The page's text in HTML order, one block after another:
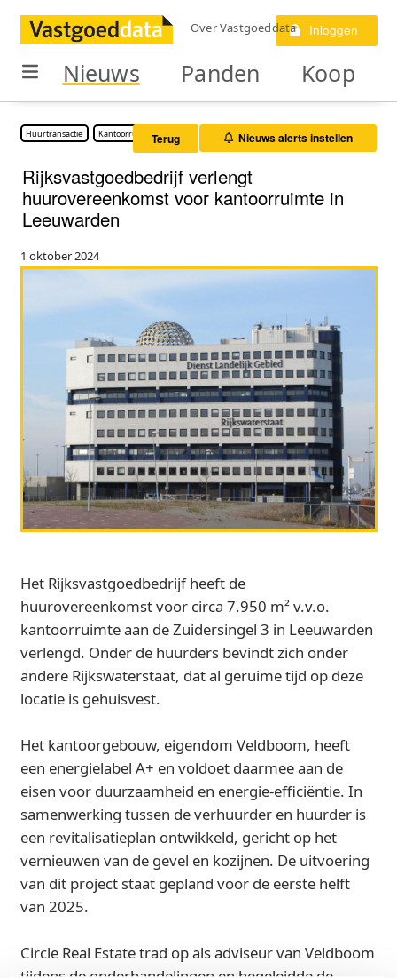
Over Vastgoeddata Inloggen
Nieuws Panden Koop
Huurtransactie KantoorruimteTerug Nieuws alerts instellen
Rijksvastgoedbedrijf verlengt
huurovereenkomst voor kantoorruimte in
Leeuwarden
1 oktober 2024
Het Rijksvastgoedbedrijf heeft de
huurovereenkomst voor circa 7.950 m² v.v.o.
kantoorruimte aan de Zuidersingel 3 in Leeuwarden
verlengd. Onder de huurders bevindt zich onder
andere Rijkswaterstaat, dat al geruime tijd op deze
locatie is gehuisvest.
Het kantoorgebouw, eigendom Veldboom, heeft
een energielabel A+ en voldoet daarmee aan de
eisen voor duurzaamheid en energie-efficiëntie. In
samenwerking tussen de verhuurder en huurder is
een revitalisatieplan ontwikkeld, gericht op het
vernieuwen van de gevel en kozijnen. De uitvoering
van dit project staat gepland voor de eerste helft
van 2025.
Circle Real Estate trad op als adviseur van Veldboom